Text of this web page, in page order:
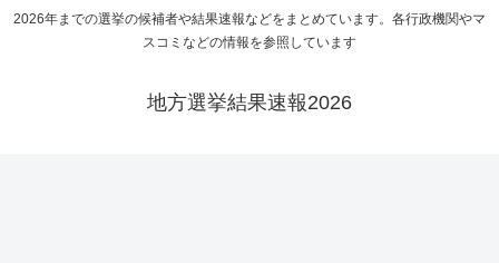
2026年までの選挙の候補者や結果速報などをまとめています。各行政機関やマ
スコミなどの情報を参照しています
地方選挙結果速報2026